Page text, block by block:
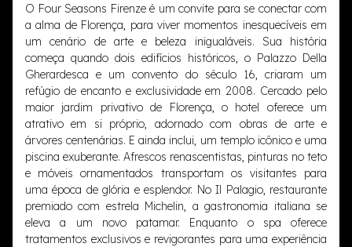
O Four Seasons Firenze é um convite para se conectar com
a alma de Florença, para viver momentos inesquecíveis em
um cenário de arte e beleza inigualáveis. Sua história
começa quando dois edifícios históricos, o Palazzo Della
Gherardesca e um convento do século 16, criaram um
refúgio de encanto e exclusividade em 2008. Cercado pelo
maior jardim privativo de Florença, o hotel oferece um
atrativo em si próprio, adornado com obras de arte e
árvores centenárias. E ainda inclui, um templo icônico e uma
piscina exuberante. Afrescos renascentistas, pinturas no teto
e móveis ornamentados transportam os visitantes para
uma época de glória e esplendor. No Il Palagio, restaurante
premiado com estrela Michelin, a gastronomia italiana se
eleva a um novo patamar. Enquanto o spa oferece
tratamentos exclusivos e revigorantes para uma experiência